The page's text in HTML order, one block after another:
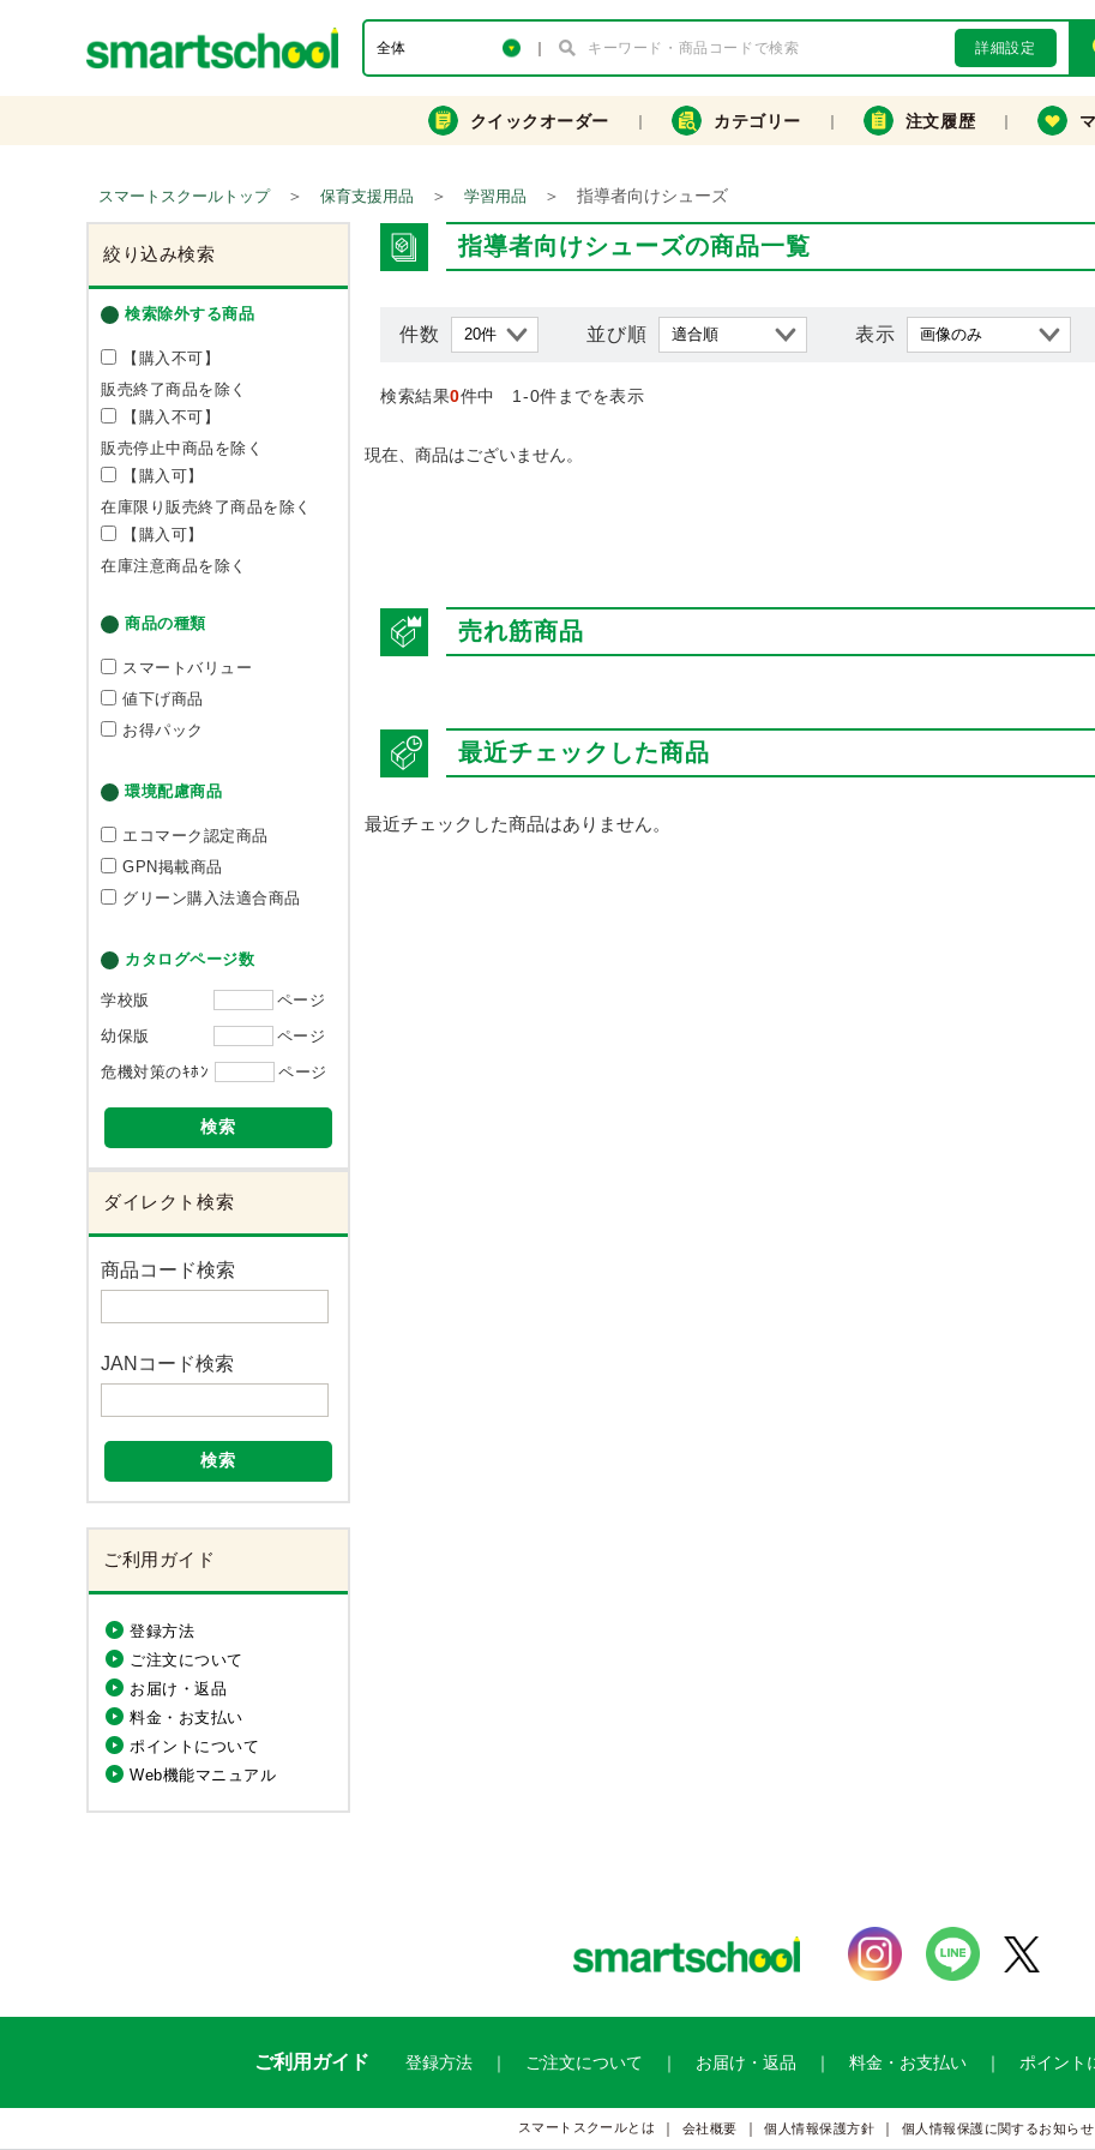
詳細設定
クイックオーダー カテゴリー 注文履歴
スマートスクールトップ ＞ 保育支援用品 ＞ 学習用品 ＞ 指導者向けシューズ
絞り込み検索
検索除外する商品
【購入不可】
販売終了商品を除く
【購入不可】
販売停止中商品を除く
【購入可】
在庫限り販売終了商品を除く
【購入可】
在庫注意商品を除く
商品の種類
スマートバリュー
値下げ商品
お得パック
環境配慮商品
エコマーク認定商品
GPN掲載商品
グリーン購入法適合商品
カタログページ数
学校版
ページ
幼保版
ページ
危機対策のｷﾎﾝ
ページ
検索
ダイレクト検索
商品コード検索
JANコード検索
検索
ご利用ガイド
登録方法
ご注文について
お届け・返品
料金・お支払い
ポイントについて
Web機能マニュアル
指導者向けシューズの商品一覧
件数 並び順 表示
検索結果0件中 1-0件までを表示
現在、商品はございません。
売れ筋商品
最近チェックした商品
最近チェックした商品はありません。
ご利用ガイド 登録方法 ご注文について お届け・返品 料金・お支払い ポイント
スマートスクールとは 会社概要 個人情報保護方針 個人情報保護に関するお知らせ